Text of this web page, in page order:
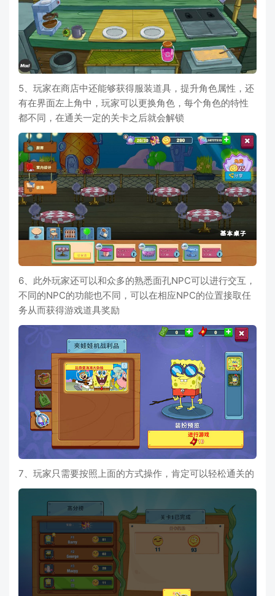
5、玩家在商店中还能够获得服装道具，提升角色属性，还
有在界面左上角中，玩家可以更换角色，每个角色的特性
都不同，在通关一定的关卡之后就会解锁
6、此外玩家还可以和众多的熟悉面孔NPC可以进行交互，
不同的NPC的功能也不同，可以在相应NPC的位置接取任
务从而获得游戏道具奖励
7、玩家只需要按照上面的方式操作，肯定可以轻松通关的